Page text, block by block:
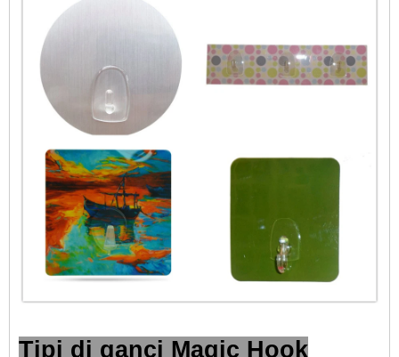
Tipi di ganci Magic Hook